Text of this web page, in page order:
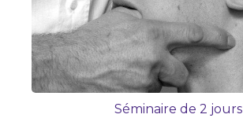
Séminaire de 2 jours